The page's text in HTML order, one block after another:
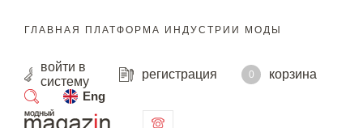
ГЛАВНАЯ ПЛАТФОРМА ИНДУСТРИИ МОДЫ
войти в
систему
регистрация 0
корзина
Eng
поиск